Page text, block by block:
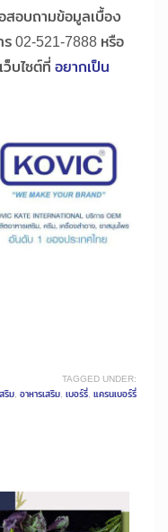
สอบถามข้อมูลเบื้อง
02-521-7888 หรือ
บไซต์ที่อยากเป็น
TAGGED UNDER:
ริม, อาหารเสริม, เบอร์รี่, แครนเบอร์รี่